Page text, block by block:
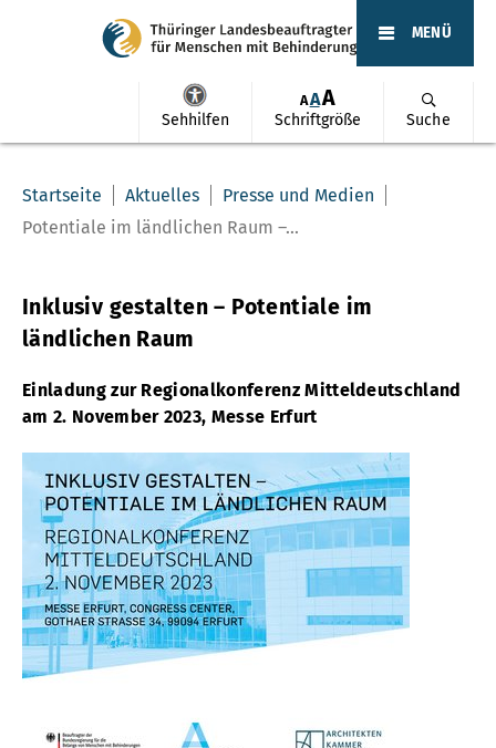
Sehhilfen
AAA
Schriftgröße Suche
MENÜ
Startseite Aktuelles
Presse und Medien
Potentiale im ländlichen Raum –...
Inklusiv gestalten – Potentiale im
ländlichen Raum
Einladung zur Regionalkonferenz Mitteldeutschland
am 2. November 2023, Messe Erfurt